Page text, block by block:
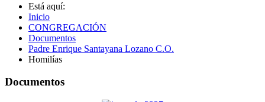
Está aquí:
Inicio
CONGREGACIÓN
Documentos
Padre Enrique Santayana Lozano C.O.
Homilías
Documentos